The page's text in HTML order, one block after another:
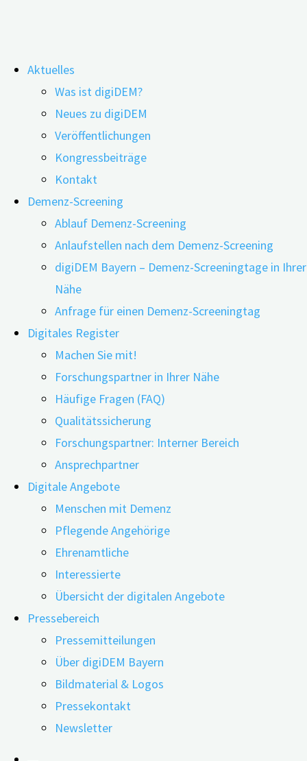
Inhalt
springen
Aktuelles
Was ist digiDEM?
Neues zu digiDEM
Veröffentlichungen
Kongressbeiträge
Kontakt
Demenz-Screening
Ablauf Demenz-Screening
Anlaufstellen nach dem Demenz-Screening
digiDEM Bayern – Demenz-Screeningtage in Ihrer
Nähe
Anfrage für einen Demenz-Screeningtag
Digitales Register
Machen Sie mit!
Forschungspartner in Ihrer Nähe
Häufige Fragen (FAQ)
Qualitätssicherung
Forschungspartner: Interner Bereich
Ansprechpartner
Digitale Angebote
Menschen mit Demenz
Pflegende Angehörige
Ehrenamtliche
Interessierte
Übersicht der digitalen Angebote
Pressebereich
Pressemitteilungen
Über digiDEM Bayern
Bildmaterial & Logos
Pressekontakt
Newsletter
Frontotemporale Demenz: Wenn
strafrechtliche Verfolgung droht
24.06.2026
Bei Menschen mit Frontotemporaler Demenz (FTD)
tritt kriminelles Risikoverhalten häufiger auf als bei
Menschen mit anderen Formen von Demenz. Das
haben Forschende aus Deutschland, den
Niederlanden und Australien herausgefunden. Ihre
Studie wurde im August 2025 in der international
renommierten Fachzeitschrift
Psychiatrypubliziert.
Neurodegenerative Erkrankungen wie Demenz können
nicht nur das Gedächtnis oder etwa auch die Sprache
beeinträchtigen. Bereits in frühen Krankheitsstadien
können Menschen mit Demenz ein sogenanntes
„kriminelles Risikoverhalten“ entwickeln. Dazu gehören
Delikte wie zum Beispiel Diebstahl, ungebührliches